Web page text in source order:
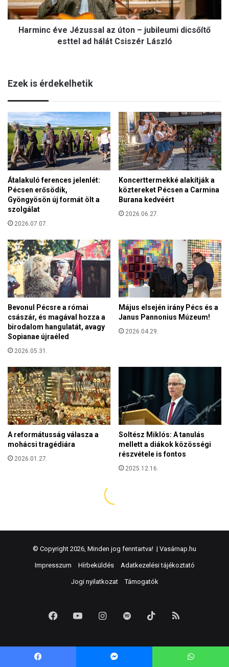
© Copyright 2026, Minden jog fenntartva! | Vasárnap.hu
Impresszum Hírbeküldés Adatkezelési tájékoztató
Jogi nyilatkozat Támogatók
FacebookYouTubeInstagram
Spotify TikTok